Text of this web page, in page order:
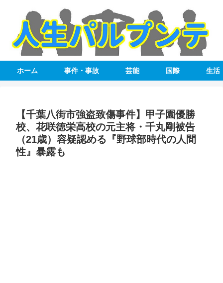
ホーム 事件・事故 芸能 国際 生活
【千葉八街市強盗致傷事件】甲子園優勝
校、花咲徳栄高校の元主将・千丸剛被告
（21歳）容疑認める『野球部時代の人間
性』暴露も